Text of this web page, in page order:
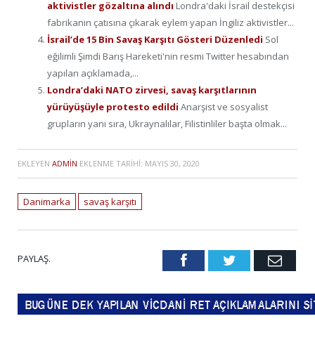
aktivistler gözaltına alındı Londra'daki İsrail destekçisi
fabrikanın çatısına çıkarak eylem yapan İngiliz aktivistler...
İsrail’de 15 Bin Savaş Karşıtı Gösteri Düzenledi Sol
eğilimli Şimdi Barış Hareketi'nin resmi Twitter hesabından
yapılan açıklamada,...
Londra’daki NATO zirvesi, savaş karşıtlarının
yürüyüşüyle protesto edildi Anarşist ve sosyalist
grupların yanı sıra, Ukraynalılar, Filistinliler başta olmak...
EKLEYEN ADMIN EKLENME TARIHI: MAYIS 30, 2020
Danimarka savaş karşıtı
PAYLAŞ. FacebookTwitter Email